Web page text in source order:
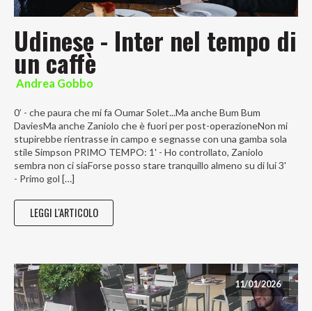
Udinese - Inter nel tempo di
un caffè
Andrea Gobbo
0’ - che paura che mi fa Oumar Solet...Ma anche Bum Bum
DaviesMa anche Zaniolo che è fuori per post-operazioneNon mi
stupirebbe rientrasse in campo e segnasse con una gamba sola
stile Simpson PRIMO TEMPO: 1' - Ho controllato, Zaniolo
sembra non ci siaForse posso stare tranquillo almeno su di lui 3'
- Primo gol […]
LEGGI L'ARTICOLO
11/01/2026